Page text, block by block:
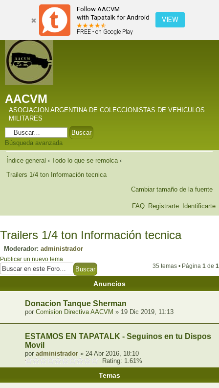
Follow AACVM
with Tapatalk for Android
FREE - on Google Play
VIEW
AACVM
ASOCIACION ARGENTINA DE COLECCIONISTAS DE VEHICULOS
MILITARES
Búsqueda avanzada
Índice general ‹ Todo lo que se remolca ‹
Trailers 1/4 ton Información tecnica
Cambiar tamaño de la fuente
FAQ Registrarte Identificarte
Trailers 1/4 ton Información tecnica
Moderador: administrador
Publicar un nuevo tema
35 temas • Página 1 de 1
Anuncios
Donacion Tanque Sherman
por Comision Directiva AACVM » 19 Dic 2019, 11:13
ESTAMOS EN TAPATALK - Seguinos en tu
Movil
por administrador » 24 Abr 2016, 18:10
Rating: 1.61%
Temas